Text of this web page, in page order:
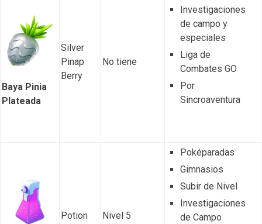
Baya Pinia
Plateada
Silver
Pinap
Berry
No tiene
Investigaciones
de campo y
especiales
Liga de
Combates GO
Por
Sincroaventura
Potion Nivel 5
Poképaradas
Gimnasios
Subir de Nivel
Investigaciones
de Campo